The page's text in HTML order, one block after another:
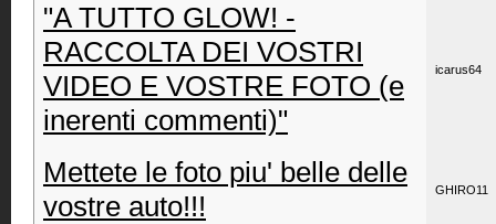
"A TUTTO GLOW! -
RACCOLTA DEI VOSTRI
VIDEO E VOSTRE FOTO (e
inerenti commenti)"
icarus64
Mettete le foto piu' belle delle
vostre auto!!!
GHIRO11